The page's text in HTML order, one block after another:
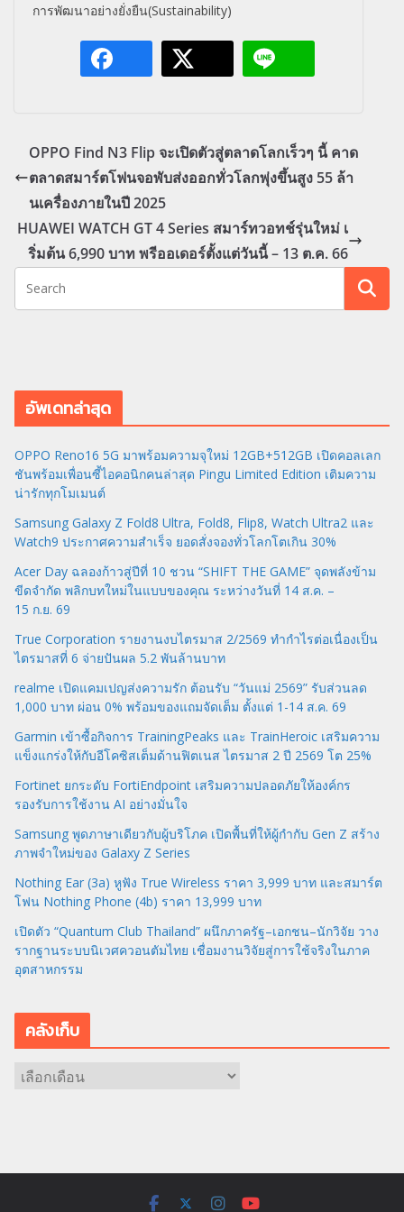
การพัฒนาอย่างยั่งยืน(Sustainability)
OPPO Find N3 Flip จะเปิดตัวสู่ตลาดโลกเร็วๆ นี้ คาด
ตลาดสมาร์ตโฟนจอพับส่งออกทั่วโลกพุ่งขึ้นสูง 55 ล้า
นเครื่องภายในปี 2025
HUAWEI WATCH GT 4 Series สมาร์ทวอทช์รุ่นใหม่ เ
ริ่มต้น 6,990 บาท พรีออเดอร์ตั้งแต่วันนี้ – 13 ต.ค. 66
อัพเดทล่าสุด
OPPO Reno16 5G มาพร้อมความจุใหม่ 12GB+512GB เปิดคอลเลก
ชันพร้อมเพื่อนซี้ไอคอนิกคนล่าสุด Pingu Limited Edition เติมความ
น่ารักทุกโมเมนต์
Samsung Galaxy Z Fold8 Ultra, Fold8, Flip8, Watch Ultra2 และ
Watch9 ประกาศความสำเร็จ ยอดสั่งจองทั่วโลกโตเกิน 30%
Acer Day ฉลองก้าวสู่ปีที่ 10 ชวน “SHIFT THE GAME” จุดพลังข้าม
ขีดจำกัด พลิกบทใหม่ในแบบของคุณ ระหว่างวันที่ 14 ส.ค. –
15 ก.ย. 69
True Corporation รายงานงบไตรมาส 2/2569 ทำกำไรต่อเนื่องเป็น
ไตรมาสที่ 6 จ่ายปันผล 5.2 พันล้านบาท
realme เปิดแคมเปญส่งความรัก ต้อนรับ “วันแม่ 2569” รับส่วนลด
1,000 บาท ผ่อน 0% พร้อมของแถมจัดเต็ม ตั้งแต่ 1-14 ส.ค. 69
Garmin เข้าซื้อกิจการ TrainingPeaks และ TrainHeroic เสริมความ
แข็งแกร่งให้กับอีโคซิสเต็มด้านฟิตเนส ไตรมาส 2 ปี 2569 โต 25%
Fortinet ยกระดับ FortiEndpoint เสริมความปลอดภัยให้องค์กร
รองรับการใช้งาน AI อย่างมั่นใจ
Samsung พูดภาษาเดียวกับผู้บริโภค เปิดพื้นที่ให้ผู้กำกับ Gen Z สร้าง
ภาพจำใหม่ของ Galaxy Z Series
Nothing Ear (3a) หูฟัง True Wireless ราคา 3,999 บาท และสมาร์ต
โฟน Nothing Phone (4b) ราคา 13,999 บาท
เปิดตัว “Quantum Club Thailand” ผนึกภาครัฐ–เอกชน–นักวิจัย วาง
รากฐานระบบนิเวศควอนตัมไทย เชื่อมงานวิจัยสู่การใช้จริงในภาค
อุตสาหกรรม
คลังเก็บ